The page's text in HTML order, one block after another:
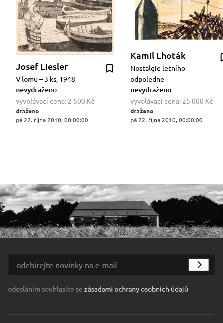
Josef Liesler
V lomu – 3 ks, 1948
nevydraženo
vyvolávací cena: 2 500 Kč
draženo
pá 22. října 2010, 00:00:00
Kamil Lhoták
Nostalgie letního
odpoledne
nevydraženo
vyvolávací cena: 25 000 Kč
draženo
pá 22. října 2010, 00:00:00
odesláním souhlasíte se zásadami ochrany osobních údajů